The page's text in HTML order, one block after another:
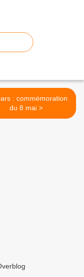
du 8 mai >